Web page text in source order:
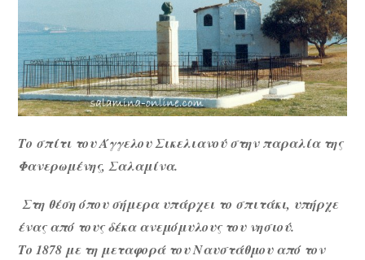
Το σπίτι του Άγγελου Σικελιανού στην παραλία της
Φανερωμένης, Σαλαμίνα.
Στη θέση όπου σήμερα υπάρχει το σπιτάκι, υπήρχε
ένας από τους δέκα ανεμόμυλους του νησιού.
Το 1878 με τη μεταφορά του Ναυστάθμου από τον